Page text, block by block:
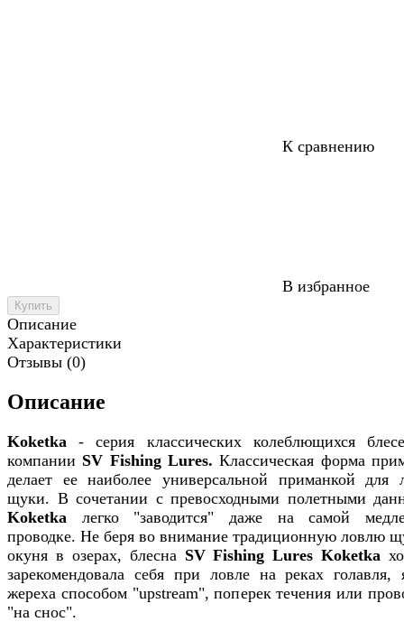
К сравнению
В избранное
Купить
Описание
Характеристики
Отзывы (0)
Описание
Koketka - серия классических колеблющихся
компании SV Fishing Lures. Классическая форма
делает ее наиболее универсальной приманкой для
щуки. В сочетании с превосходными полетными
Koketka легко "заводится" даже на самой
проводке. Не беря во внимание традиционную ловлю
окуня в озерах, блесна SV Fishing Lures Koketka
зарекомендовала себя при ловле на реках голавля,
жереха способом "upstream", поперек течения или
"на снос".